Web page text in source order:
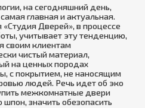
на сегодняшний день,
главная и актуальная.
Дверей», в процессе
учитывает эту тенденцию,
своим клиентам
чистый материал,
на ценных породах
с покрытием, не наносящим
людей. Речь идет об эко
межкомнатные двери
шпон, значить обезопасить